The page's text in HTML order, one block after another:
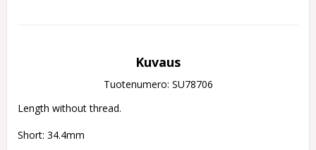
Kuvaus
Tuotenumero: SU78706
Length without thread.
Short: 34.4mm